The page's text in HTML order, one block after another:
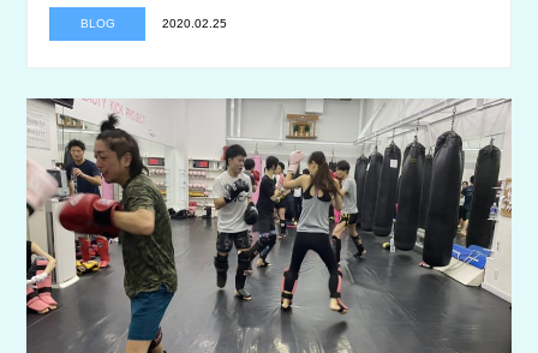
BLOG 2020.02.25